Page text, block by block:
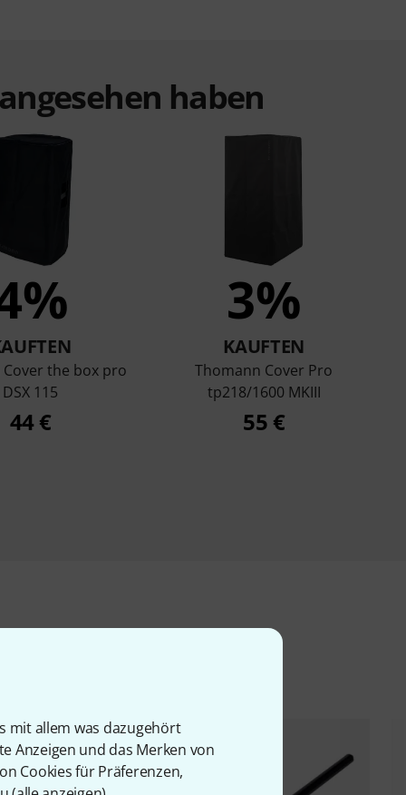
mit allem was dazugehört
Anzeigen und das Merken von
Cookies für Präferenzen,
haben
the box pro
DSX 115
44 €
3%
KAUFTEN
Thomann Cover Pro
tp218/1600 MKIII
55 €